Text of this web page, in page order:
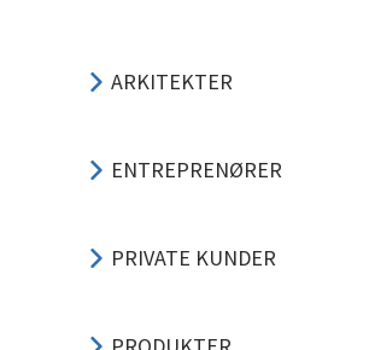
ARKITEKTER
ENTREPRENØRER
PRIVATE KUNDER